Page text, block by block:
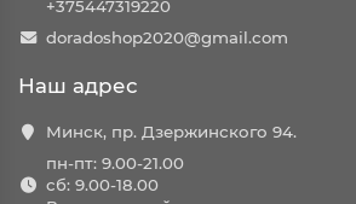
+375447319220
doradoshop2020@gmail.com
Наш адрес
Минск, пр. Дзержинского 94.
пн-пт: 9.00-21.00
сб: 9.00-18.00